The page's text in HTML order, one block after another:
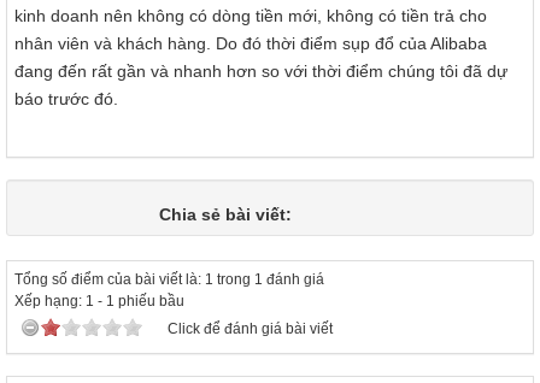
kinh doanh nên không có dòng tiền mới, không có tiền trả cho
nhân viên và khách hàng. Do đó thời điểm sụp đổ của Alibaba
đang đến rất gần và nhanh hơn so với thời điểm chúng tôi đã dự
báo trước đó.
Chia sẻ bài viết:
Tổng số điểm của bài viết là: 1 trong 1 đánh giá
Xếp hạng: 1 - 1 phiếu bầu
Click để đánh giá bài viết